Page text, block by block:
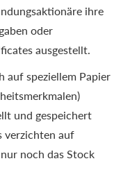
ihre
oder
ausgestellt.
auf speziellem Papier
und gespeichert
verzichten auf
noch das Stock